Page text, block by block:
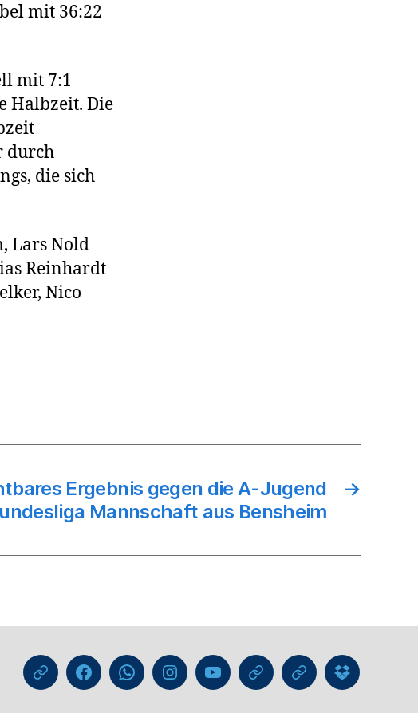
mit 36:22
mit 7:1
Halbzeit. Die
durch
die sich
Lars Nold
Reinhardt
Nico
→
Ergebnis gegen die A-Jugend
Mannschaft aus Bensheim
nuLigaFacebookWhatsApp-InstagramYouTubeGIPHYThreads